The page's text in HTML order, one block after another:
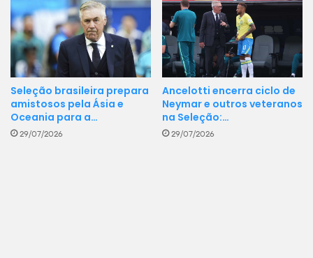
Seleção brasileira prepara
amistosos pela Ásia e
Oceania para a…
29/07/2026
Ancelotti encerra ciclo de
Neymar e outros veteranos
na Seleção:…
29/07/2026